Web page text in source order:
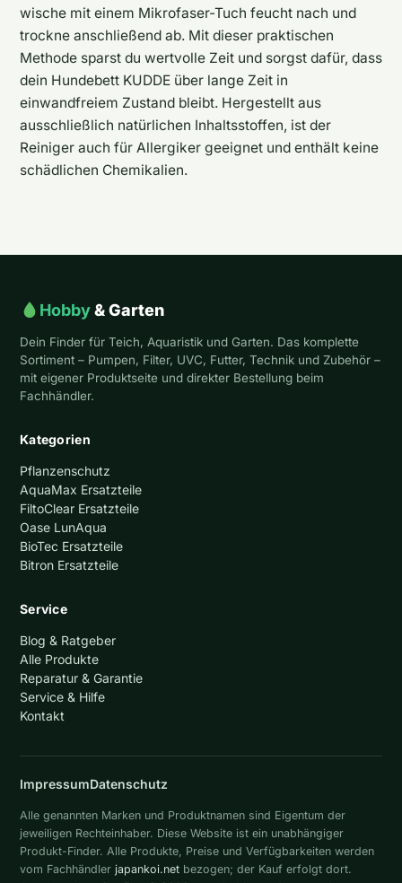
wische mit einem Mikrofaser-Tuch feucht nach und
trockne anschließend ab. Mit dieser praktischen
Methode sparst du wertvolle Zeit und sorgst dafür, dass
dein Hundebett KUDDE über lange Zeit in
einwandfreiem Zustand bleibt. Hergestellt aus
ausschließlich natürlichen Inhaltsstoffen, ist der
Reiniger auch für Allergiker geeignet und enthält keine
schädlichen Chemikalien.
Hobby& Garten
Dein Finder für Teich, Aquaristik und Garten. Das komplette
Sortiment – Pumpen, Filter, UVC, Futter, Technik und Zubehör –
mit eigener Produktseite und direkter Bestellung beim
Fachhändler.
Kategorien
Pflanzenschutz
AquaMax Ersatzteile
FiltoClear Ersatzteile
Oase LunAqua
BioTec Ersatzteile
Bitron Ersatzteile
Service
Blog & Ratgeber
Alle Produkte
Reparatur & Garantie
Service & Hilfe
Kontakt
ImpressumDatenschutz
Alle genannten Marken und Produktnamen sind Eigentum der
jeweiligen Rechteinhaber. Diese Website ist ein unabhängiger
Produkt-Finder. Alle Produkte, Preise und Verfügbarkeiten werden
vom Fachhändler japankoi.net bezogen; der Kauf erfolgt dort.